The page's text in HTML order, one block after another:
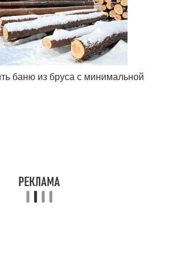
баню из бруса с минимальной